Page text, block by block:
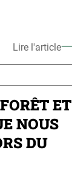
Lire l'article
ET
NOUS
DU